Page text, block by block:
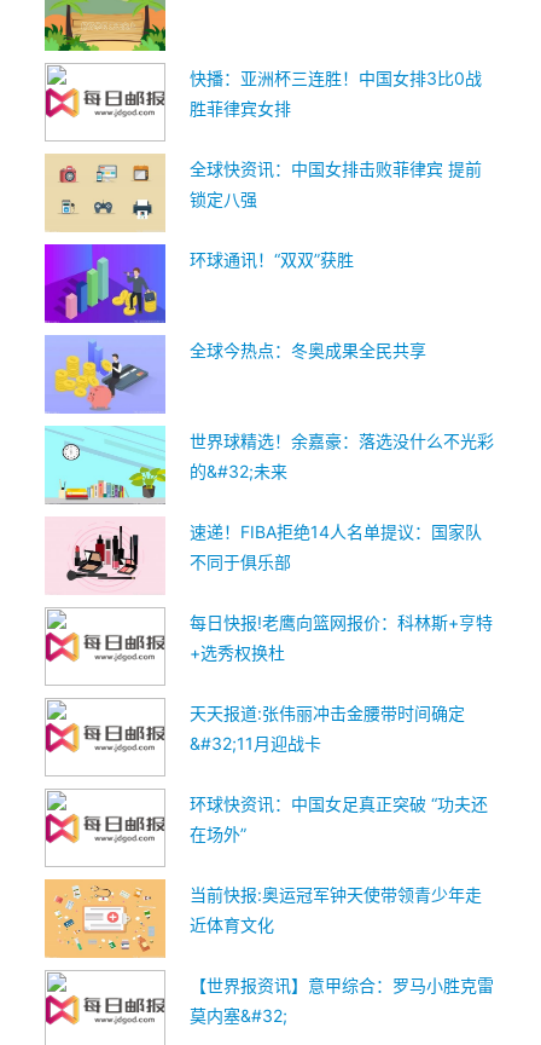
快播：亚洲杯三连胜！中国女排3比0战
胜菲律宾女排
全球快资讯：中国女排击败菲律宾 提前
锁定八强
环球通讯！“双双”获胜
全球今热点：冬奥成果全民共享
世界球精选！余嘉豪：落选没什么不光彩
的&#32;未来
速递！FIBA拒绝14人名单提议：国家队
不同于俱乐部
每日快报!老鹰向篮网报价：科林斯+亨特
+选秀权换杜
天天报道:张伟丽冲击金腰带时间确定
&#32;11月迎战卡
环球快资讯：中国女足真正突破 “功夫还
在场外”
当前快报:奥运冠军钟天使带领青少年走
近体育文化
【世界报资讯】意甲综合：罗马小胜克雷
莫内塞&#32;